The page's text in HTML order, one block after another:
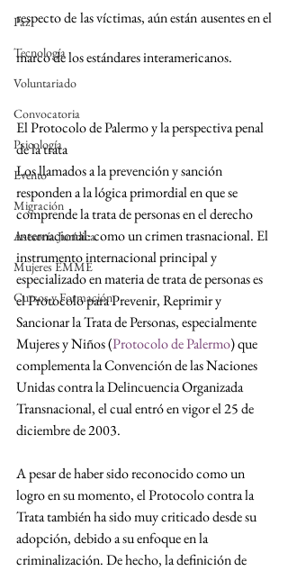
Paz
Tecnología
Voluntariado
Convocatoria
Psicología
Evento
Migración
Asesoría Jurídica
Mujeres EMME
Cursos y Formación
respecto de las víctimas, aún están ausentes en el
marco de los estándares interamericanos.
El Protocolo de Palermo y la perspectiva penal
de la trata
Los llamados a la prevención y sanción
responden a la lógica primordial en que se
comprende la trata de personas en el derecho
internacional: como un crimen trasnacional. El
instrumento internacional principal y
especializado en materia de trata de personas es
el Protocolo para Prevenir, Reprimir y
Sancionar la Trata de Personas, especialmente
Mujeres y Niños (Protocolo de Palermo) que
complementa la Convención de las Naciones
Unidas contra la Delincuencia Organizada
Transnacional, el cual entró en vigor el 25 de
diciembre de 2003.
A pesar de haber sido reconocido como un
logro en su momento, el Protocolo contra la
Trata también ha sido muy criticado desde su
adopción, debido a su enfoque en la
criminalización. De hecho, la definición de